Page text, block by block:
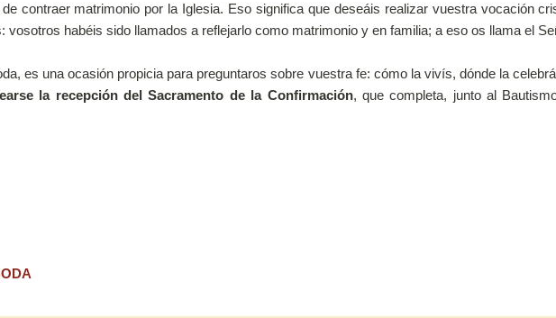
contraer matrimonio por la Iglesia. Eso significa que deseáis realizar vuestra vocación
vosotros habéis sido llamados a reflejarlo como matrimonio y en familia; a eso os llama el
es una ocasión propicia para preguntaros sobre vuestra fe: cómo la vivís, dónde la
la recepción del Sacramento de la Confirmación, que completa, junto al